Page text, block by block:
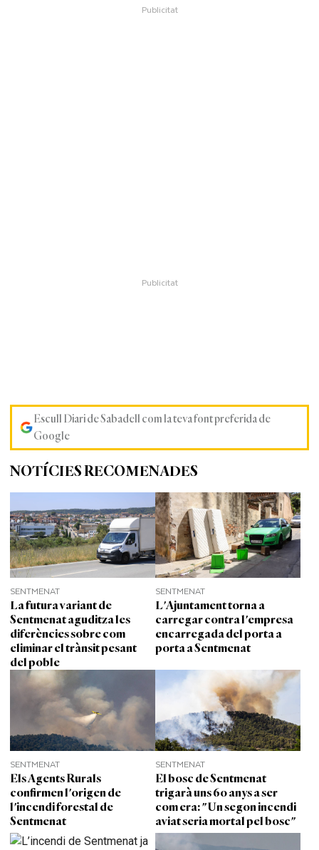
Escull Diari de Sabadell com la teva font preferida de
Google
NOTÍCIES RECOMENADES
SENTMENAT
La futura variant de
Sentmenat aguditza les
diferències sobre com
eliminar el trànsit pesant
del poble
SENTMENAT
L'Ajuntament torna a
carregar contra l'empresa
encarregada del porta a
porta a Sentmenat
SENTMENAT
Els Agents Rurals
confirmen l'origen de
l'incendi forestal de
Sentmenat
SENTMENAT
El bosc de Sentmenat
trigarà uns 60 anys a ser
com era: "Un segon incendi
aviat seria mortal pel bosc"